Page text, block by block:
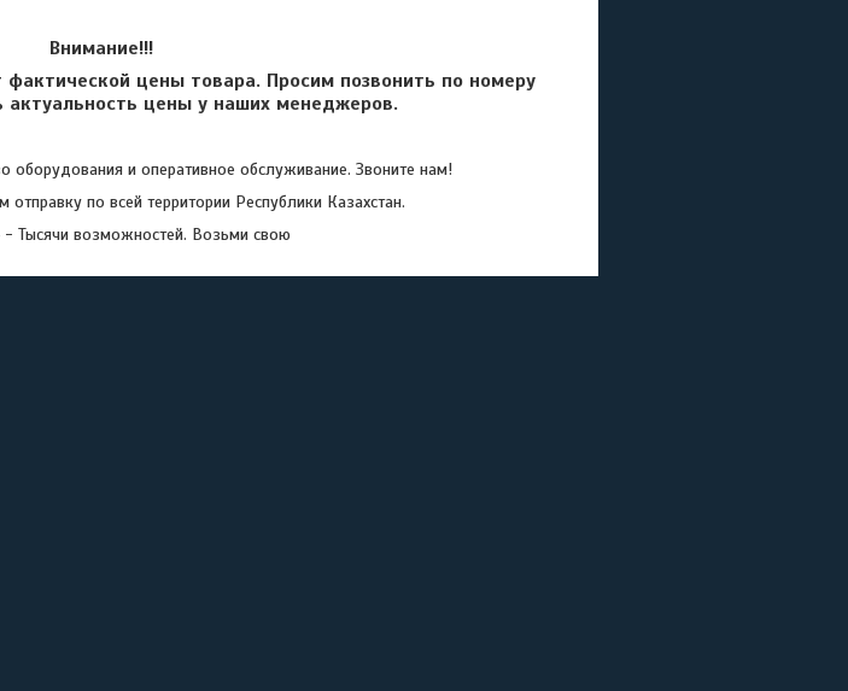
Внимание!!!
цены товара. Просим позвонить по номеру
актуальность цены у наших менеджеров.
оборудования и оперативное обслуживание. Звоните нам!
отправку по всей территории Республики Казахстан.
- Тысячи возможностей. Возьми свою